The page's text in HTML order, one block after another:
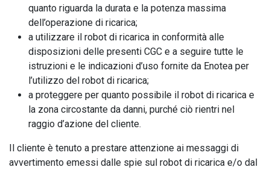
quanto riguarda la durata e la potenza massima
dell’operazione di ricarica;
a utilizzare il robot di ricarica in conformità alle
disposizioni delle presenti CGC e a seguire tutte le
istruzioni e le indicazioni d’uso fornite da Enotea per
l’utilizzo del robot di ricarica;
a proteggere per quanto possibile il robot di ricarica e
la zona circostante da danni, purché ciò rientri nel
raggio d’azione del cliente.
Il cliente è tenuto a prestare attenzione ai messaggi di
avvertimento emessi dalle spie sul robot di ricarica e/o dal